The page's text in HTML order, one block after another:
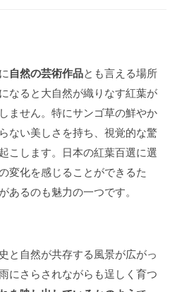
自然の芸術作品とも言える場所
なると大自然が織りなす紅葉が
ません。特にサンゴ草の鮮やか
ない美しさを持ち、視覚的な驚
こします。日本の紅葉百選に選
変化を感じることができるた
るのも魅力の一つです。
と自然が共存する風景が広がっ
にさらされながらも逞しく育つ